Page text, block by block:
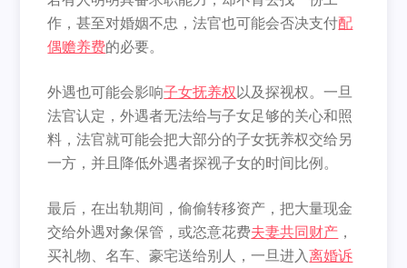
作，甚至对婚姻不忠，法官也可能会否决支付配
偶赡养费的必要。
外遇也可能会影响子女抚养权 以及探视权。一旦
法官认定，外遇者无法给与子女足够的关心和照
料，法官就可能会把大部分的子女抚养权交给另
一方，并且降低外遇者探视子女的时间比例。
最后，在出轨期间，偷偷转移资产，把大量现金
交给外遇对象保管，或恣意花费夫妻共同财产 ，
买礼物、名车、豪宅送给别人，一旦进入 离婚诉